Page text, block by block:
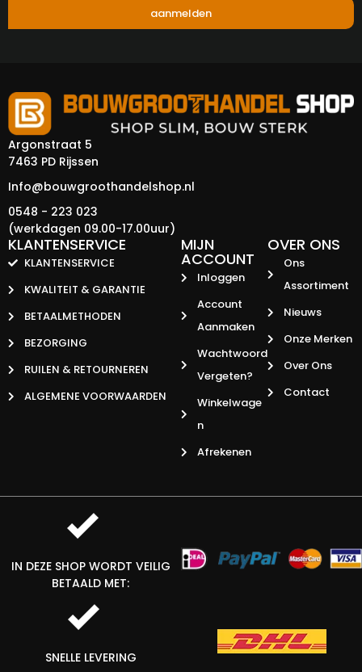
aanmelden
Argonstraat 5
7463 PD Rijssen
Info@bouwgroothandelshop.nl
0548 - 223 023
(werkdagen 09.00-17.00uur)
KLANTENSERVICE
KLANTENSERVICE
KWALITEIT & GARANTIE
BETAALMETHODEN
BEZORGING
RUILEN & RETOURNEREN
ALGEMENE VOORWAARDEN
MIJN
ACCOUNT
Inloggen
Account
Aanmaken
Wachtwoord
Vergeten?
Winkelwage
N
Afrekenen
OVER ONS
Ons
Assortiment
Nieuws
Onze Merken
Over Ons
Contact
IN DEZE SHOP WORDT VEILIG
BETAALD MET:
SNELLE LEVERING